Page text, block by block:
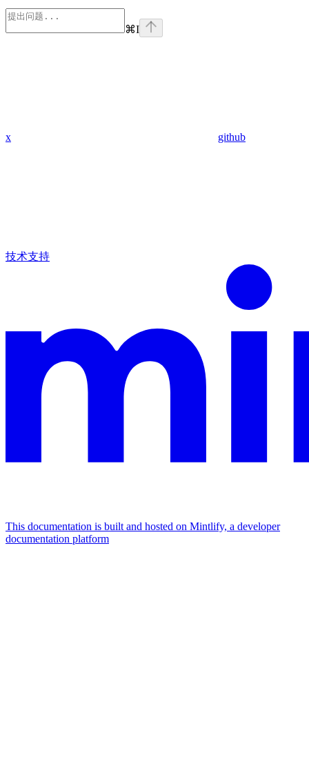
⌘I
x github
技术支持
This documentation is built and hosted on Mintlify, a developer
documentation platform